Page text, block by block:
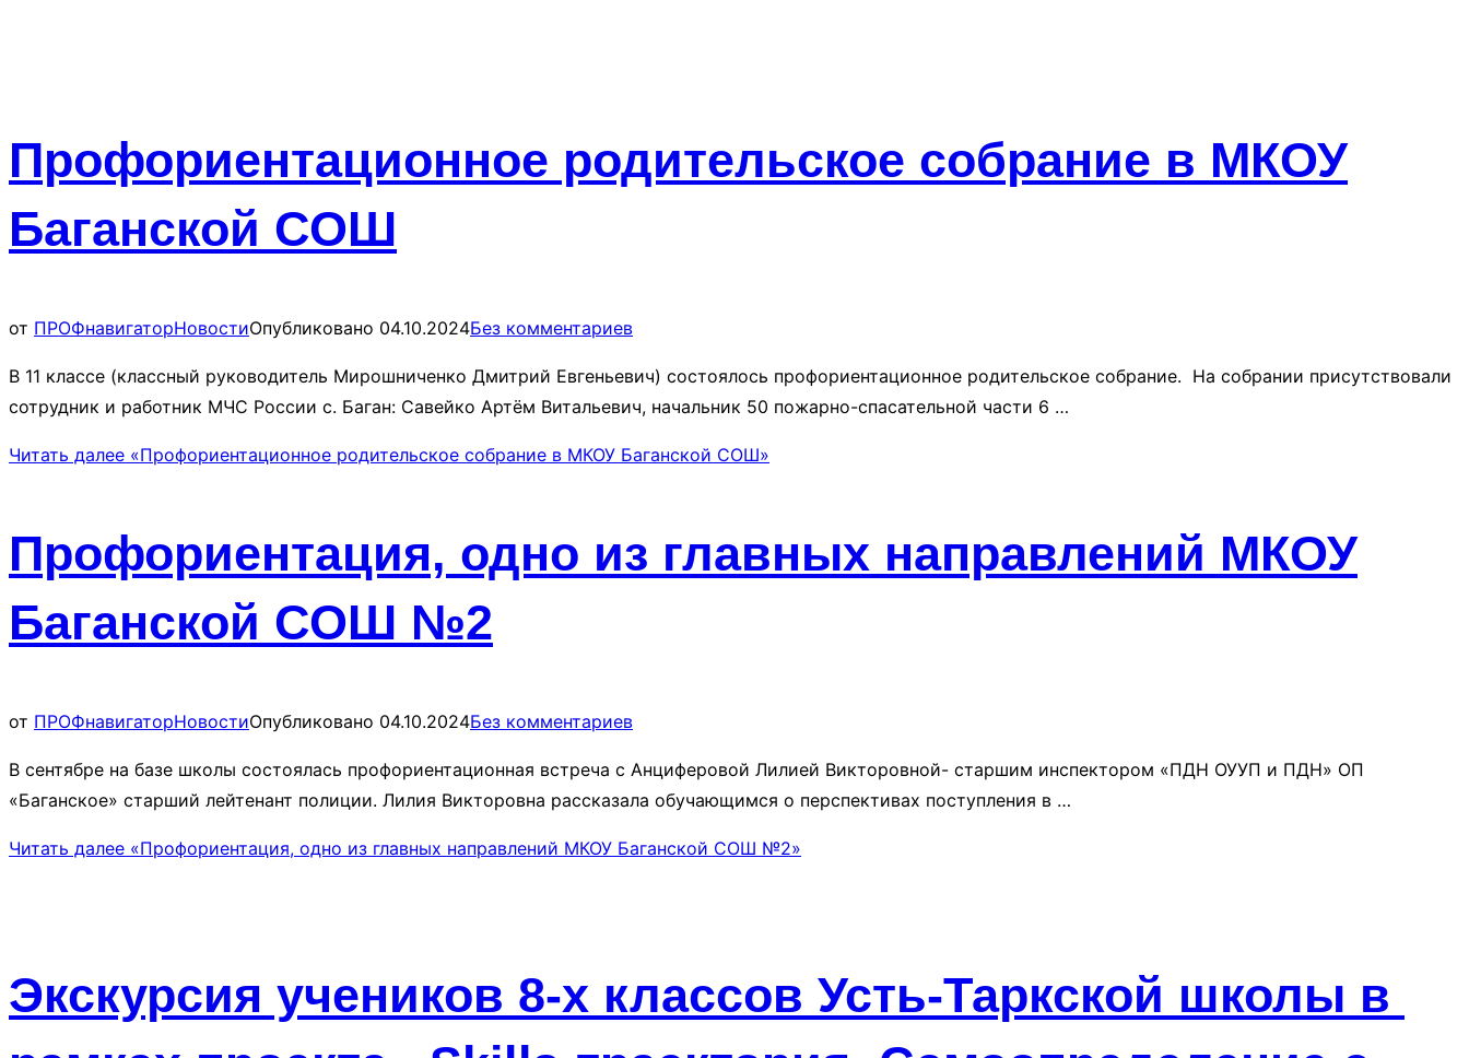
Профориентационное родительское собрание в МКОУ
Баганской СОШ
от ПРОФнавигаторНовостиОпубликовано 04.10.2024Без комментариев
В 11 классе (классный руководитель Мирошниченко Дмитрий Евгеньевич) состоялось профориентационное родительское собрание. На собрании присутствовали
сотрудник и работник МЧС России с. Баган: Савейко Артём Витальевич, начальник 50 пожарно-спасательной части 6 …
Читать далее «Профориентационное родительское собрание в МКОУ Баганской СОШ»
Профориентация, одно из главных направлений МКОУ
Баганской СОШ №2
от ПРОФнавигаторНовостиОпубликовано 04.10.2024Без комментариев
В сентябре на базе школы состоялась профориентационная встреча с Анциферовой Лилией Викторовной- старшим инспектором «ПДН ОУУП и ПДН» ОП
«Баганское» старший лейтенант полиции. Лилия Викторовна рассказала обучающимся о перспективах поступления в …
Читать далее «Профориентация, одно из главных направлений МКОУ Баганской СОШ №2»
Экскурсия учеников 8-х классов Усть-Таркской школы в